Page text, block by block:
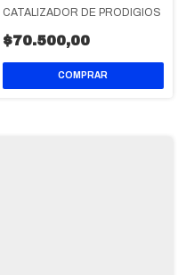
CATALIZADOR DE PRODIGIOS
$70.500,00